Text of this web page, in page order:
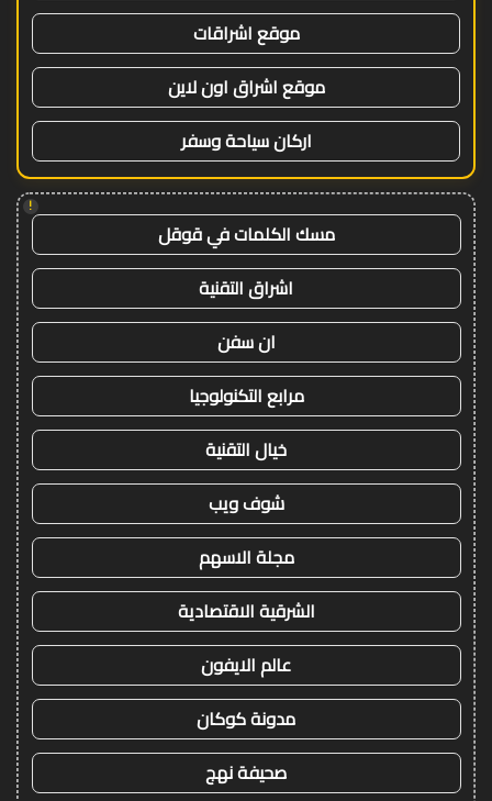
موقع اشراقات
موقع اشراق اون لاين
اركان سياحة وسفر
!
مسك الكلمات في قوقل
اشراق التقنية
ان سفن
مرابع التكنولوجيا
خيال التقنية
شوف ويب
مجلة الاسهم
الشرقية الاقتصادية
عالم الايفون
مدونة كوكان
صحيفة نهج